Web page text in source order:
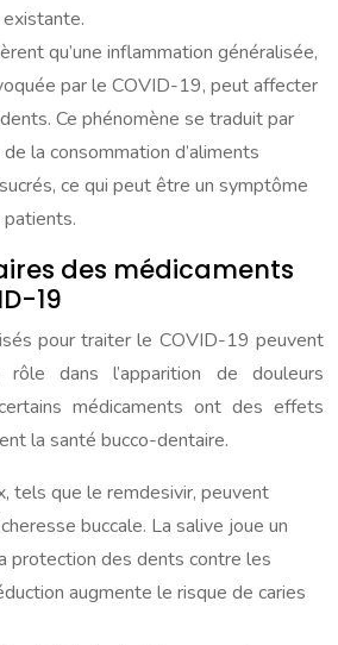
qu’une inflammation généralisée,
par le COVID-19, peut affecter
Ce phénomène se traduit par
la consommation d’aliments
ce qui peut être un symptôme
des médicaments
19
pour traiter le COVID-19 peuvent
dans l’apparition de douleurs
médicaments ont des effets
la santé bucco-dentaire.
tels que le remdesivir, peuvent
buccale. La salive joue un
protection des dents contre les
augmente le risque de caries